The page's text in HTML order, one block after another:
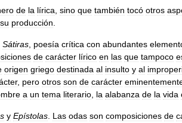
de la lírica sino que también tocó otros
su producción
Sátiras poesía crítica con abundantes
de carácter lírico en las que tampoco
origen griego destinada al insulto y al
, pero otros son de carácter
a un tema literario la alabanza de la vida
y Epístolas Las odas son composiciones de